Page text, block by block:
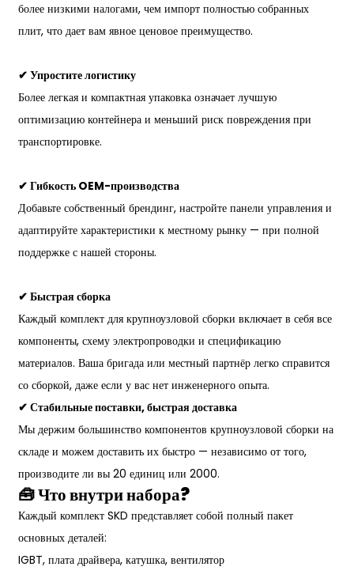
более низкими налогами, чем импорт полностью собранных
плит, что дает вам явное ценовое преимущество.
✔ Упростите логистику
Более легкая и компактная упаковка означает лучшую
оптимизацию контейнера и меньший риск повреждения при
транспортировке.
✔ Гибкость OEM-производства
Добавьте собственный брендинг, настройте панели управления и
адаптируйте характеристики к местному рынку — при полной
поддержке с нашей стороны.
✔ Быстрая сборка
Каждый комплект для крупноузловой сборки включает в себя все
компоненты, схему электропроводки и спецификацию
материалов. Ваша бригада или местный партнёр легко справится
со сборкой, даже если у вас нет инженерного опыта.
✔ Стабильные поставки, быстрая доставка
Мы держим большинство компонентов крупноузловой сборки на
складе и можем доставить их быстро — независимо от того,
производите ли вы 20 единиц или 2000.
🧰 Что внутри набора?
Каждый комплект SKD представляет собой полный пакет
основных деталей:
IGBT, плата драйвера, катушка, вентилятор